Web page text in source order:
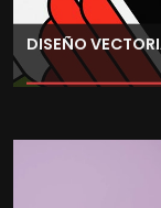
DISEÑO
profesionales